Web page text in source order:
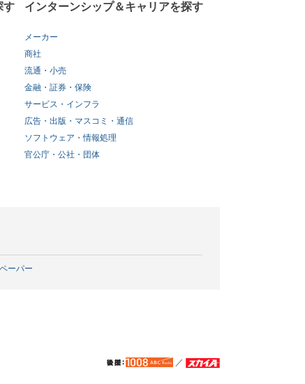
す
インターンシップ＆キャリアを探す
メーカー
商社
流通・小売
金融・証券・保険
サービス・インフラ
広告・出版・マスコミ・通信
ソフトウェア・情報処理
官公庁・公社・団体
ーパー
／